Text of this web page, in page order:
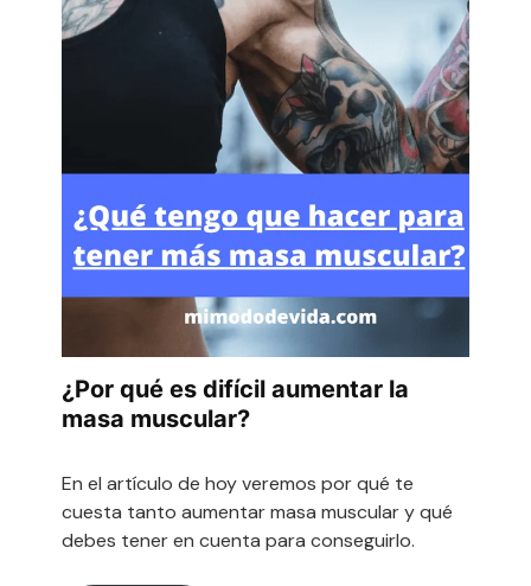
¿Por qué es difícil aumentar la
masa muscular?
En el artículo de hoy veremos por qué te
cuesta tanto aumentar masa muscular y qué
debes tener en cuenta para conseguirlo.